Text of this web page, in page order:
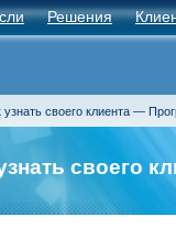
Решения
узнать своего клиента —
своего